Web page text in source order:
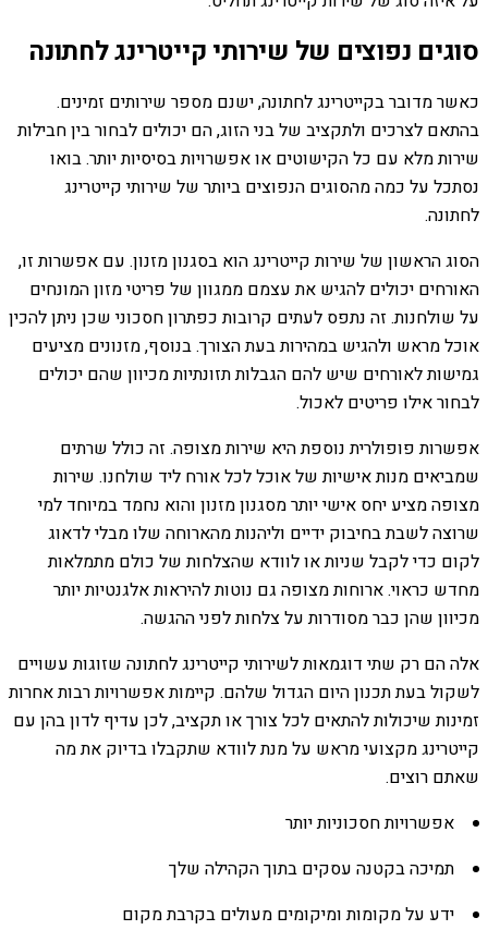
סוגים נפוצים של שירותי קייטרינג לחתונה
כאשר מדובר בקייטרינג לחתונה, ישנם מספר שירותים זמינים.
בהתאם לצרכים ולתקציב של בני הזוג, הם יכולים לבחור בין חבילות
שירות מלא עם כל הקישוטים או אפשרויות בסיסיות יותר. בואו
נסתכל על כמה מהסוגים הנפוצים ביותר של שירותי קייטרינג
לחתונה.
הסוג הראשון של שירות קייטרינג הוא בסגנון מזנון. עם אפשרות זו,
האורחים יכולים להגיש את עצמם ממגוון של פריטי מזון המונחים
על שולחנות. זה נתפס לעתים קרובות כפתרון חסכוני שכן ניתן להכין
אוכל מראש ולהגיש במהירות בעת הצורך. בנוסף, מזנונים מציעים
גמישות לאורחים שיש להם הגבלות תזונתיות מכיוון שהם יכולים
לבחור אילו פריטים לאכול.
אפשרות פופולרית נוספת היא שירות מצופה. זה כולל שרתים
שמביאים מנות אישיות של אוכל לכל אורח ליד שולחנו. שירות
מצופה מציע יחס אישי יותר מסגנון מזנון והוא נחמד במיוחד למי
שרוצה לשבת בחיבוק ידיים וליהנות מהארוחה שלו מבלי לדאוג
לקום כדי לקבל שניות או לוודא שהצלחות של כולם מתמלאות
מחדש כראוי. ארוחות מצופה גם נוטות להיראות אלגנטיות יותר
מכיוון שהן כבר מסודרות על צלחות לפני ההגשה.
אלה הם רק שתי דוגמאות לשירותי קייטרינג לחתונה שזוגות עשויים
לשקול בעת תכנון היום הגדול שלהם. קיימות אפשרויות רבות אחרות
זמינות שיכולות להתאים לכל צורך או תקציב, לכן עדיף לדון בהן עם
קייטרינג מקצועי מראש על מנת לוודא שתקבלו בדיוק את מה
שאתם רוצים.
אפשרויות חסכוניות יותר
תמיכה בקטנה עסקים בתוך הקהילה שלך
ידע על מקומות ומיקומים מעולים בקרבת מקום